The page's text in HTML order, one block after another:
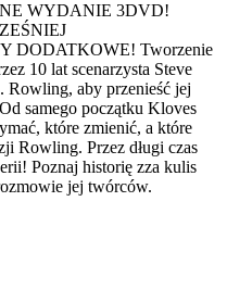
WYDANIE 3DVD!
DODATKOWE! Tworzenie
10 lat scenarzysta Steve
Rowling, aby przenieść jej
samego początku Kloves
które zmienić, a które
Rowling. Przez długi czas
Poznaj historię zza kulis
jej twórców.